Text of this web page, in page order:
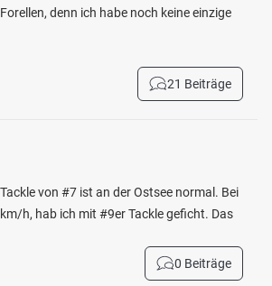
denn ich habe noch keine einzige
21 Beiträge
von #7 ist an der Ostsee normal. Bei
h, hab ich mit #9er Tackle geficht. Das
0 Beiträge